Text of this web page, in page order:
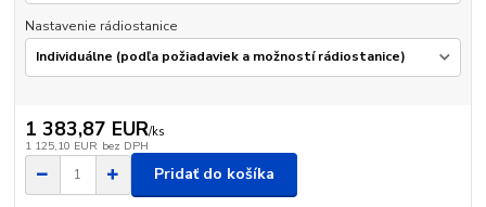
Nastavenie rádiostanice
1 383,87 EUR/ks
1 125,10 EUR bez DPH
Pridať do košíka